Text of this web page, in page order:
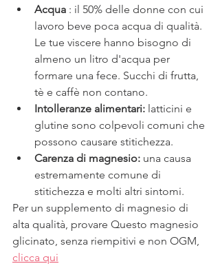
Acqua : il 50% delle donne con cui
lavoro beve poca acqua di qualità.
Le tue viscere hanno bisogno di
almeno un litro d'acqua per
formare una fece. Succhi di frutta,
tè e caffè non contano.
Intolleranze alimentari: latticini e
glutine sono colpevoli comuni che
possono causare stitichezza.
Carenza di magnesio: una causa
estremamente comune di
stitichezza e molti altri sintomi.
Per un supplemento di magnesio di
alta qualità, provare Questo magnesio
glicinato, senza riempitivi e non OGM,
clicca qui